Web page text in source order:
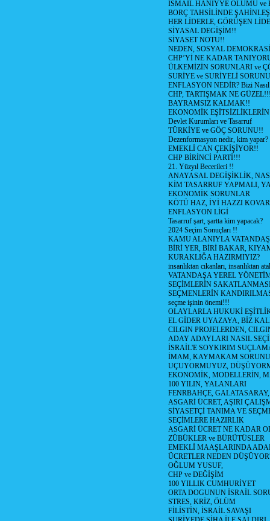
İSMAİL HANİYYE ÖLÜMÜ ve
BORÇ TAHSİLİNDE
HER LİDERLE, GÖRÜŞEN
SİYASAL DEGİŞİM!!
SİYASET NOTU!!
NEDEN, SOSYAL
CHP’Yİ NE KADAR
ÜLKEMİZİN SORUNLARI ve
SURİYE ve SURİYELİ
ENFLASYON NEDİR? Bizi
CHP, TARTIŞMAK NE
BAYRAMSIZ KALMAK!!
EKONOMİK
Devlet Kurumları ve Tasarruf
TÜRKİYE ve GÖÇ SORUNU!!
Dezenformasyon nedir, kim yapar?
EMEKLİ CAN ÇEKİŞİYOR!!
CHP BİRİNCİ PARTİ!!!
21. Yüzyıl Becerileri !!
ANAYASAL DEGİŞİKLİK,
KİM TASARRUF YAPMALI,
EKONOMİK SORUNLAR
KÖTÜ HAZ, İYİ HAZZI
ENFLASYON LİGİ
Tasarruf şart, şartta kim yapacak?
2024 Seçim Sonuçları !!
KAMU ALANIYLA
BİRİ YER, BİRİ BAKAR,
KURAKLIĞA HAZIRMIYIZ?
insanlıktan cıkanları, insanlıktan
VATANDAŞA YEREL
SEÇİMLERİN
SEÇMENLERİN
seçme işinin önemi!!!
OLAYLARLA HUKUKİ
EL GİDER UYAZAYA, BİZ
CILGIN PROJELERDEN,
ADAY ADAYLARI NASIL
İSRAİL'E SOYKIRIM
İMAM, KAYMAKAM SORUNU
UÇUYORMUYUZ,
EKONOMİK, MODELLERİN,
100 YILIN, YALANLARI
FENRBAHÇE,
ASGARİ ÜCRET, AŞIRI
SİYASETÇİ TANIMA VE
SEÇİMLERE HAZIRLIK
ASGARİ ÜCRET NE KADAR
ZÜBÜKLER ve BÜRÜTÜSLER
EMEKLİ MAAŞLARINDA
ÜCRETLER NEDEN
OĞLUM YUSUF,
CHP ve DEĞİŞİM
100 YILLIK CUMHURİYET
ORTA DOGUNUN İSRAİL
STRES, KRİZ, ÖLÜM
FİLİSTİN, İSRAİL SAVAŞI